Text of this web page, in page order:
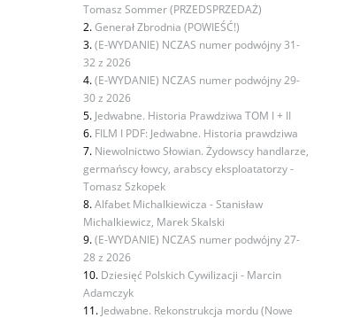
Tomasz Sommer (PRZEDSPRZEDAŻ)
Generał Zbrodnia (POWIEŚĆ!)
(E-WYDANIE) NCZAS numer podwójny 31-
32 z 2026
(E-WYDANIE) NCZAS numer podwójny 29-
30 z 2026
Jedwabne. Historia Prawdziwa TOM I + II
FILM I PDF: Jedwabne. Historia prawdziwa
Niewolnictwo Słowian. Żydowscy handlarze,
germańscy łowcy, arabscy eksploatatorzy -
Tomasz Szkopek
Alfabet Michalkiewicza - Stanisław
Michalkiewicz, Marek Skalski
(E-WYDANIE) NCZAS numer podwójny 27-
28 z 2026
Dziesięć Polskich Cywilizacji - Marcin
Adamczyk
Jedwabne. Rekonstrukcja mordu (Nowe